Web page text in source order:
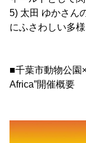
5) 太田 ゆかさん
にふさわしい多
■千葉市動物公園
Africa”開催概要